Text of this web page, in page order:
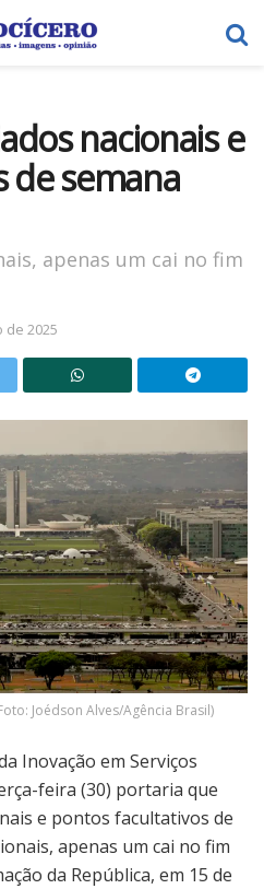
nacionais e
de semana
apenas um cai no fim
de 2025
Joédson Alves/Agência Brasil)
Inovação em Serviços
feira (30) portaria que
e pontos facultativos de
apenas um cai no fim
da República, em 15 de